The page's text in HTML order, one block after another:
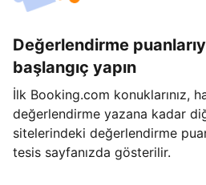
Değerlendirme
başlangıç yapın
İlk Booking.com konuklarınız,
değerlendirme yazana kadar
sitelerindeki değerlendirme
tesis sayfanızda gösterilir.